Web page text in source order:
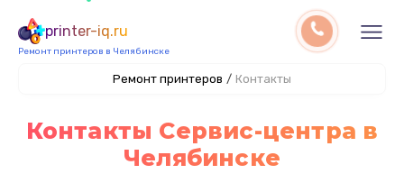
printer-iq.ru
Ремонт принтеров в Челябинске
Ремонт принтеров / Контакты
Контакты Сервис-центра в
Челябинске